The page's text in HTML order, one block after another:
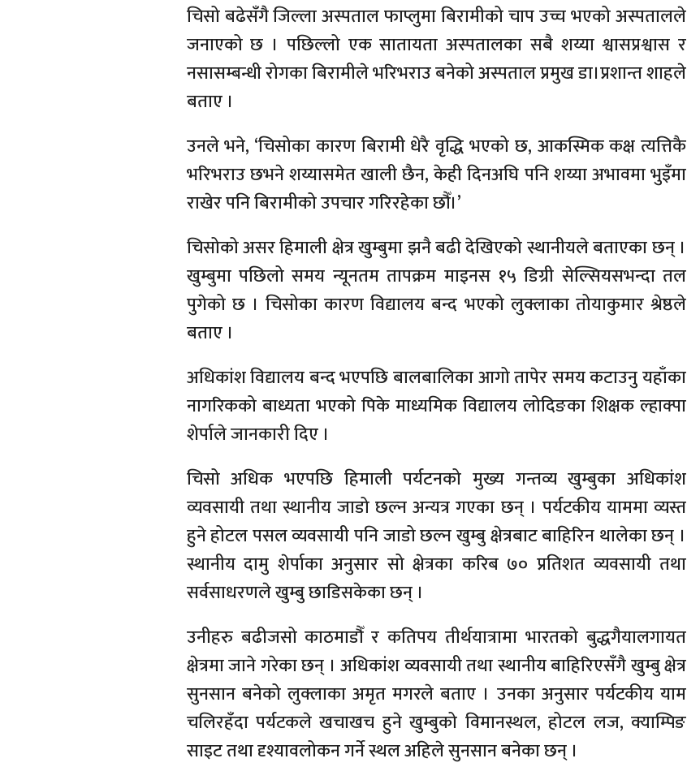
चिसो बढेसँगै जिल्ला अस्पताल फाप्लुमा बिरामीको चाप उच्च भएको अस्पतालले
जनाएको छ । पछिल्लो एक सातायता अस्पतालका सबै शय्या श्वासप्रश्वास र
नसासम्बन्धी रोगका बिरामीले भरिभराउ बनेको अस्पताल प्रमुख डा।प्रशान्त शाहले
बताए ।
उनले भने, ‘चिसोका कारण बिरामी धेरै वृद्धि भएको छ, आकस्मिक कक्ष त्यत्तिकै
भरिभराउ छभने शय्यासमेत खाली छैन, केही दिनअघि पनि शय्या अभावमा भुइँमा
राखेर पनि बिरामीको उपचार गरिरहेका छौँ।’
चिसोको असर हिमाली क्षेत्र खुम्बुमा झनै बढी देखिएको स्थानीयले बताएका छन् ।
खुम्बुमा पछिलो समय न्यूनतम तापक्रम माइनस १५ डिग्री सेल्सियसभन्दा तल
पुगेको छ । चिसोका कारण विद्यालय बन्द भएको लुक्लाका तोयाकुमार श्रेष्ठले
बताए ।
अधिकांश विद्यालय बन्द भएपछि बालबालिका आगो तापेर समय कटाउनु यहाँका
नागरिकको बाध्यता भएको पिके माध्यमिक विद्यालय लोदिङका शिक्षक ल्हाक्पा
शेर्पाले जानकारी दिए ।
चिसो अधिक भएपछि हिमाली पर्यटनको मुख्य गन्तव्य खुम्बुका अधिकांश
व्यवसायी तथा स्थानीय जाडो छल्न अन्यत्र गएका छन् । पर्यटकीय याममा व्यस्त
हुने होटल पसल व्यवसायी पनि जाडो छल्न खुम्बु क्षेत्रबाट बाहिरिन थालेका छन् ।
स्थानीय दामु शेर्पाका अनुसार सो क्षेत्रका करिब ७० प्रतिशत व्यवसायी तथा
सर्वसाधरणले खुम्बु छाडिसकेका छन् ।
उनीहरु बढीजसो काठमाडौँ र कतिपय तीर्थयात्रामा भारतको बुद्धगैयालगायत
क्षेत्रमा जाने गरेका छन् । अधिकांश व्यवसायी तथा स्थानीय बाहिरिएसँगै खुम्बु क्षेत्र
सुनसान बनेको लुक्लाका अमृत मगरले बताए । उनका अनुसार पर्यटकीय याम
चलिरहँदा पर्यटकले खचाखच हुने खुम्बुको विमानस्थल, होटल लज, क्याम्पिङ
साइट तथा दृश्यावलोकन गर्ने स्थल अहिले सुनसान बनेका छन् ।